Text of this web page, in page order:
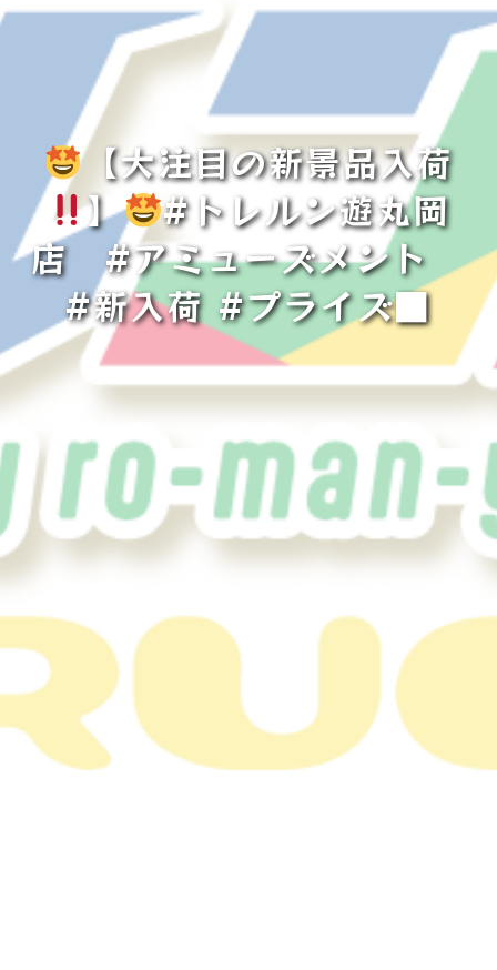
【大注目の新景品入荷
】
#トレルン遊丸岡
店 #アミューズメント
#新入荷 #プライズ■